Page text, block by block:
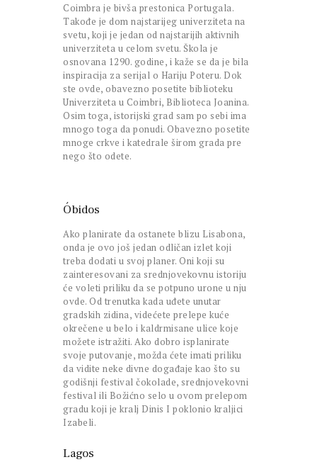
Coimbra je bivša prestonica Portugala.
Takođe je dom najstarijeg univerziteta na
svetu, koji je jedan od najstarijih aktivnih
univerziteta u celom svetu. Škola je
osnovana 1290. godine, i kaže se da je bila
inspiracija za serijal o Hariju Poteru. Dok
ste ovde, obavezno posetite biblioteku
Univerziteta u Coimbri, Biblioteca Joanina.
Osim toga, istorijski grad sam po sebi ima
mnogo toga da ponudi. Obavezno posetite
mnoge crkve i katedrale širom grada pre
nego što odete.
Óbidos
Ako planirate da ostanete blizu Lisabona,
onda je ovo još jedan odličan izlet koji
treba dodati u svoj planer. Oni koji su
zainteresovani za srednjovekovnu istoriju
će voleti priliku da se potpuno urone u nju
ovde. Od trenutka kada uđete unutar
gradskih zidina, videćete prelepe kuće
okrečene u belo i kaldrmisane ulice koje
možete istražiti. Ako dobro isplanirate
svoje putovanje, možda ćete imati priliku
da vidite neke divne događaje kao što su
godišnji festival čokolade, srednjovekovni
festival ili Božićno selo u ovom prelepom
gradu koji je kralj Dinis I poklonio kraljici
Izabeli.
Lagos